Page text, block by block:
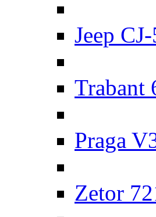
Jeep
Trabant
Praga
Zetor